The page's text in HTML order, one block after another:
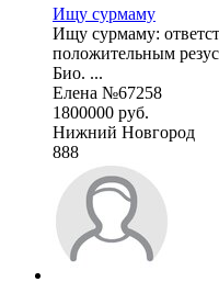
Ищу сурмаму
Ищу сурмаму:
положительным
Био. ...
Елена №67258
1800000 руб.
Нижний Новгород
888